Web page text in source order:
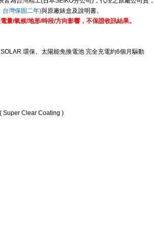
台灣保固二年)與原廠錶盒及說明書。
量/氣候/地形/時段/方向影響，不保證收訊結果。
環保、太陽能免換電池 完全充電約6個月驅動
Super Clear Coating )